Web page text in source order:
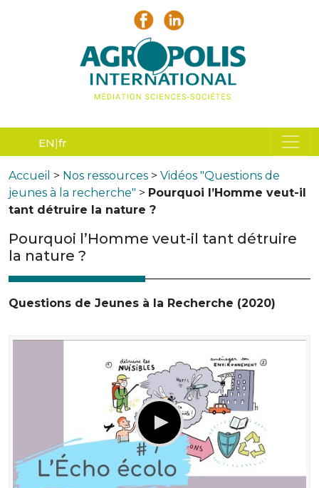
EN fr
Accueil > Nos ressources > Vidéos "Questions de
jeunes à la recherche" > Pourquoi l’Homme veut-il
tant détruire la nature ?
Pourquoi l’Homme veut-il tant détruire
la nature ?
Questions de Jeunes à la Recherche (2020)